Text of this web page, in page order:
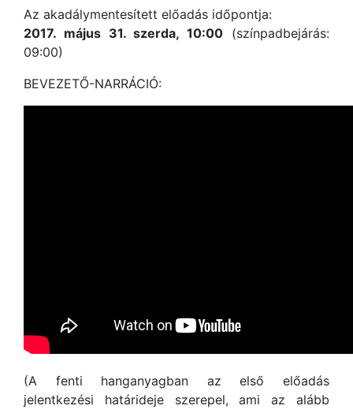
Az akadálymentesített előadás időpontja:
2017. május 31. szerda, 10:00 (színpadbejárás:
09:00)
BEVEZETŐ-NARRÁCIÓ:
(A fenti hanganyagban az első előadás
jelentkezési határideje szerepel, ami az alább